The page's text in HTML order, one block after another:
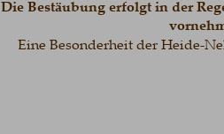
Die Bestäubung erfolgt in der
Eine Besonderheit der Heide-